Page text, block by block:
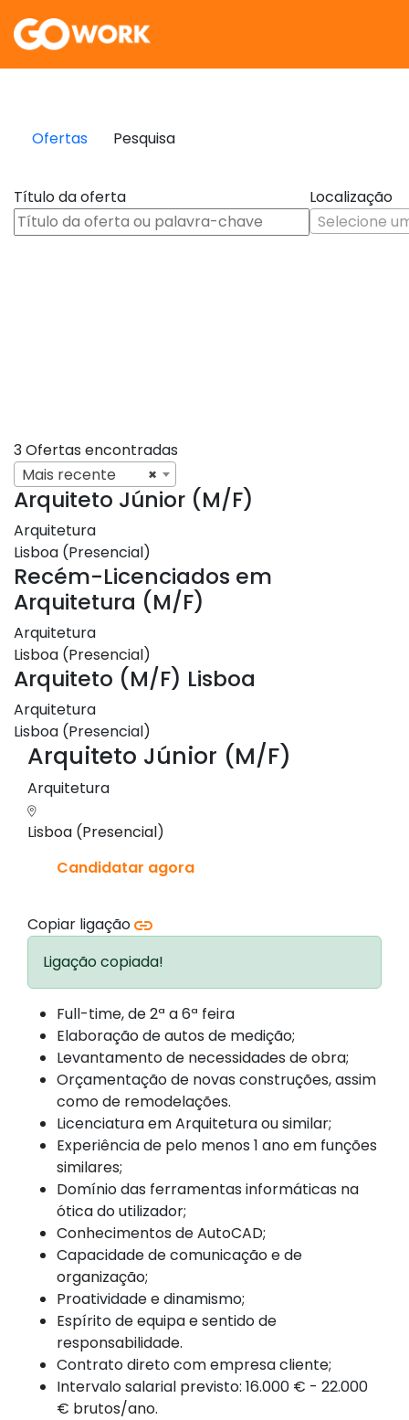
Ofertas Pesquisa
Título da oferta
Localização
Selecione
3 Ofertas encontradas
×
Mais recente
Arquiteto Júnior (M/F)
Arquitetura
Lisboa (Presencial)
Recém-Licenciados em
Arquitetura (M/F)
Arquitetura
Lisboa (Presencial)
Arquiteto (M/F) Lisboa
Arquitetura
Lisboa (Presencial)
Arquiteto Júnior (M/F)
Arquitetura
Lisboa (Presencial)
Candidatar agora
Copiar ligação
Ligação copiada!
Full-time, de 2ª a 6ª feira
Elaboração de autos de medição;
Levantamento de necessidades de obra;
Orçamentação de novas construções, assim
como de remodelações.
Licenciatura em Arquitetura ou similar;
Experiência de pelo menos 1 ano em funções
similares;
Domínio das ferramentas informáticas na
ótica do utilizador;
Conhecimentos de AutoCAD;
Capacidade de comunicação e de
organização;
Proatividade e dinamismo;
Espírito de equipa e sentido de
responsabilidade.
Contrato direto com empresa cliente;
Intervalo salarial previsto: 16.000 € - 22.000
€ brutos/ano.